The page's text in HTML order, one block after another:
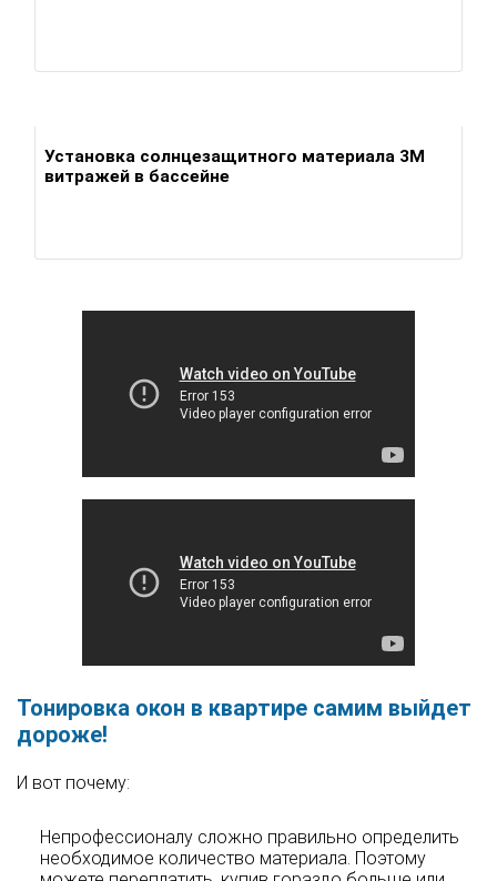
Установка солнцезащитного материала 3М
витражей в бассейне
Тонировка окон в квартире самим выйдет
дороже!
И вот почему:
Непрофессионалу сложно правильно определить
необходимое количество материала. Поэтому